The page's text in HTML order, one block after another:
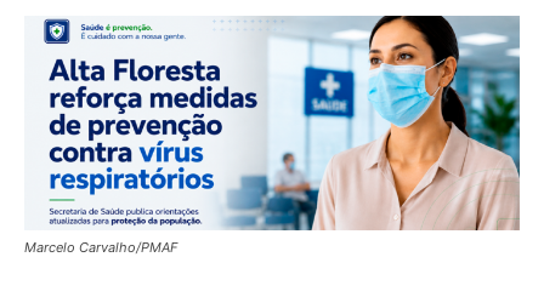
Marcelo Carvalho/PMAF